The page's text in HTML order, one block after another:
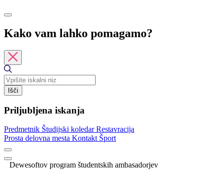
Kako vam lahko pomagamo?
Išči
Priljubljena iskanja
Predmetnik Študijski koledarRestavracija
Prosta delovna mesta Kontakt Šport
Dewesoftov program študentskih ambasadorjev